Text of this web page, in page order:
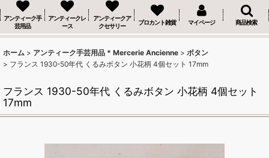
アンティーク手
芸用品
アンティークレ
ース
アンティークア
クセサリー
ブロカント雑貨 マイページ 商品検索
ホーム > アンティーク手芸用品 * Mercerie Ancienne > ボタン
> フランス 1930-50年代 くるみボタン 小花柄 4個セット 17mm
フランス 1930-50年代 くるみボタン 小花柄 4個セット
17mm